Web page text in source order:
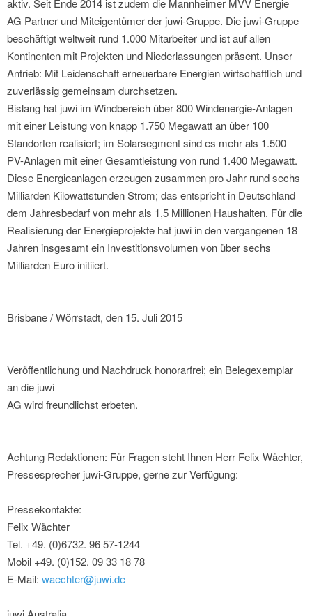
aktiv. Seit Ende 2014 ist zudem die Mannheimer MVV Energie
AG Partner und Miteigentümer der juwi-Gruppe. Die juwi-Gruppe
beschäftigt weltweit rund 1.000 Mitarbeiter und ist auf allen
Kontinenten mit Projekten und Niederlassungen präsent. Unser
Antrieb: Mit Leidenschaft erneuerbare Energien wirtschaftlich und
zuverlässig gemeinsam durchsetzen.
Bislang hat juwi im Windbereich über 800 Windenergie-Anlagen
mit einer Leistung von knapp 1.750 Megawatt an über 100
Standorten realisiert; im Solarsegment sind es mehr als 1.500
PV-Anlagen mit einer Gesamtleistung von rund 1.400 Megawatt.
Diese Energieanlagen erzeugen zusammen pro Jahr rund sechs
Milliarden Kilowattstunden Strom; das entspricht in Deutschland
dem Jahresbedarf von mehr als 1,5 Millionen Haushalten. Für die
Realisierung der Energieprojekte hat juwi in den vergangenen 18
Jahren insgesamt ein Investitionsvolumen von über sechs
Milliarden Euro initiiert.
Brisbane / Wörrstadt, den 15. Juli 2015
Veröffentlichung und Nachdruck honorarfrei; ein Belegexemplar
an die juwi
AG wird freundlichst erbeten.
Achtung Redaktionen: Für Fragen steht Ihnen Herr Felix Wächter,
Pressesprecher juwi-Gruppe, gerne zur Verfügung:
Pressekontakte:
Felix Wächter
Tel. +49. (0)6732. 96 57-1244
Mobil +49. (0)152. 09 33 18 78
E-Mail: waechter@juwi.de